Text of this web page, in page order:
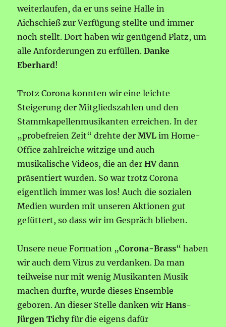
weiterlaufen, da er uns seine Halle in
Aichschieß zur Verfügung stellte und immer
noch stellt. Dort haben wir genügend Platz, um
alle Anforderungen zu erfüllen.Danke
Eberhard!
Trotz Corona konnten wir eine leichte
Steigerung der Mitgliedszahlen und den
Stammkapellenmusikanten erreichen. In der
„probefreien Zeit“ drehte derMVLim Home-
Office zahlreiche witzige und auch
musikalische Videos, die an derHVdann
präsentiert wurden. So war trotz Corona
eigentlich immer was los! Auch die sozialen
Medien wurden mit unseren Aktionen gut
gefüttert, so dass wir im Gespräch blieben.
Unsere neue Formation „Corona-Brass“ haben
wir auch dem Virus zu verdanken. Da man
teilweise nur mit wenig Musikanten Musik
machen durfte, wurde dieses Ensemble
geboren. An dieser Stelle danken wirHans-
Jürgen Tichyfür die eigens dafür